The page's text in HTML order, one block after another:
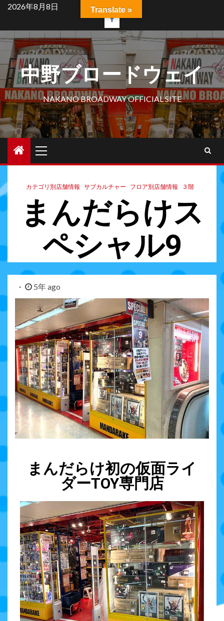
2026年8月8日
中野ブロードウェイ
NAKANO BROADWAY OFFICIAL SITE
カテゴリ別店舗情報 サブカルチャー フロア別店舗情報 ３階
まんだらけス
ペシャル9
5年 ago
まんだらけ初の仮面ライ
ダーTOY専門店
Translate »